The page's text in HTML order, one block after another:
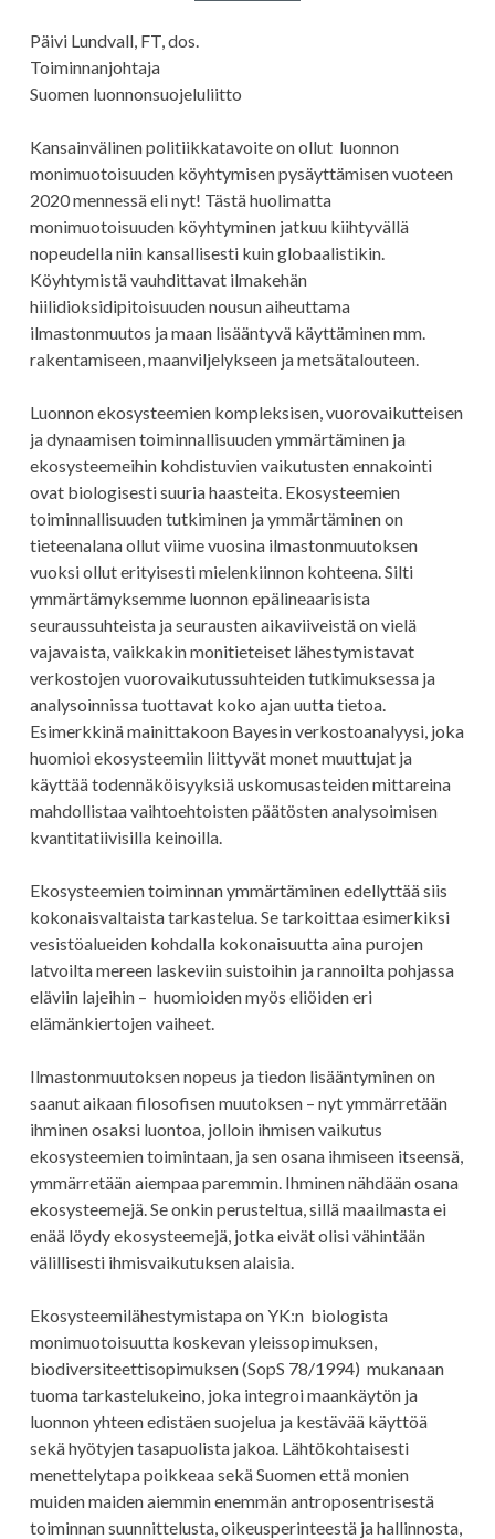
Päivi Lundvall, FT, dos.
Toiminnanjohtaja
Suomen luonnonsuojeluliitto
Kansainvälinen politiikkatavoite on ollut luonnon
monimuotoisuuden köyhtymisen pysäyttämisen vuoteen
2020 mennessä eli nyt! Tästä huolimatta
monimuotoisuuden köyhtyminen jatkuu kiihtyvällä
nopeudella niin kansallisesti kuin globaalistikin.
Köyhtymistä vauhdittavat ilmakehän
hiilidioksidipitoisuuden nousun aiheuttama
ilmastonmuutos ja maan lisääntyvä käyttäminen mm.
rakentamiseen, maanviljelykseen ja metsätalouteen.
Luonnon ekosysteemien kompleksisen, vuorovaikutteisen
ja dynaamisen toiminnallisuuden ymmärtäminen ja
ekosysteemeihin kohdistuvien vaikutusten ennakointi
ovat biologisesti suuria haasteita. Ekosysteemien
toiminnallisuuden tutkiminen ja ymmärtäminen on
tieteenalana ollut viime vuosina ilmastonmuutoksen
vuoksi ollut erityisesti mielenkiinnon kohteena. Silti
ymmärtämyksemme luonnon epälineaarisista
seuraussuhteista ja seurausten aikaviiveistä on vielä
vajavaista, vaikkakin monitieteiset lähestymistavat
verkostojen vuorovaikutussuhteiden tutkimuksessa ja
analysoinnissa tuottavat koko ajan uutta tietoa.
Esimerkkinä mainittakoon Bayesin verkostoanalyysi, joka
huomioi ekosysteemiin liittyvät monet muuttujat ja
käyttää todennäköisyyksiä uskomusasteiden mittareina
mahdollistaa vaihtoehtoisten päätösten analysoimisen
kvantitatiivisilla keinoilla.
Ekosysteemien toiminnan ymmärtäminen edellyttää siis
kokonaisvaltaista tarkastelua. Se tarkoittaa esimerkiksi
vesistöalueiden kohdalla kokonaisuutta aina purojen
latvoilta mereen laskeviin suistoihin ja rannoilta pohjassa
eläviin lajeihin – huomioiden myös eliöiden eri
elämänkiertojen vaiheet.
Ilmastonmuutoksen nopeus ja tiedon lisääntyminen on
saanut aikaan filosofisen muutoksen – nyt ymmärretään
ihminen osaksi luontoa, jolloin ihmisen vaikutus
ekosysteemien toimintaan, ja sen osana ihmiseen itseensä,
ymmärretään aiempaa paremmin. Ihminen nähdään osana
ekosysteemejä. Se onkin perusteltua, sillä maailmasta ei
enää löydy ekosysteemejä, jotka eivät olisi vähintään
välillisesti ihmisvaikutuksen alaisia.
Ekosysteemilähestymistapa on YK:n biologista
monimuotoisuutta koskevan yleissopimuksen,
biodiversiteettisopimuksen (SopS 78/1994) mukanaan
tuoma tarkastelukeino, joka integroi maankäytön ja
luonnon yhteen edistäen suojelua ja kestävää käyttöä
sekä hyötyjen tasapuolista jakoa. Lähtökohtaisesti
menettelytapa poikkeaa sekä Suomen että monien
muiden maiden aiemmin enemmän antroposentrisestä
toiminnan suunnittelusta, oikeusperinteestä ja hallinnosta,